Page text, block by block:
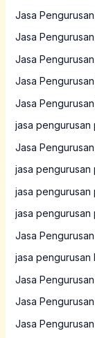
Jasa
Jasa
Jasa
Jasa
Jasa Pengurusan
jasa pengurusan
Jasa
jasa pengurusan
jasa pengurusan
jasa
Jasa
jasa pengurusan
Jasa Pengurusan
Jasa
Jasa